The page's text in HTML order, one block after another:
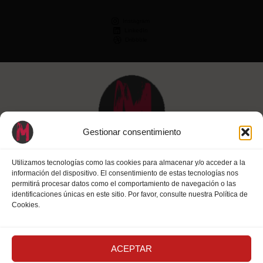
Gestionar consentimiento
Utilizamos tecnologías como las cookies para almacenar y/o acceder a la
información del dispositivo. El consentimiento de estas tecnologías nos
permitirá procesar datos como el comportamiento de navegación o las
identificaciones únicas en este sitio. Por favor, consulte nuestra Política de
Cookies.
ACEPTAR
Accessibility statement